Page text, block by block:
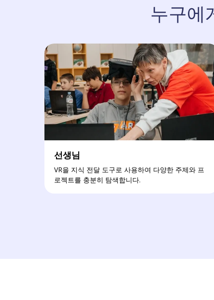
누구에
선생님
VR을 지식 전달 도구로 사용하여 다양한 주제와 프
로젝트를 충분히 탐색합니다.